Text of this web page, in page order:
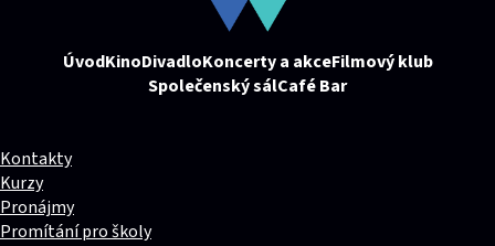
ÚvodKinoDivadloKoncerty a akceFilmový klub
Společenský sálCafé Bar
Kontakty
Kurzy
Pronájmy
Promítání pro školy